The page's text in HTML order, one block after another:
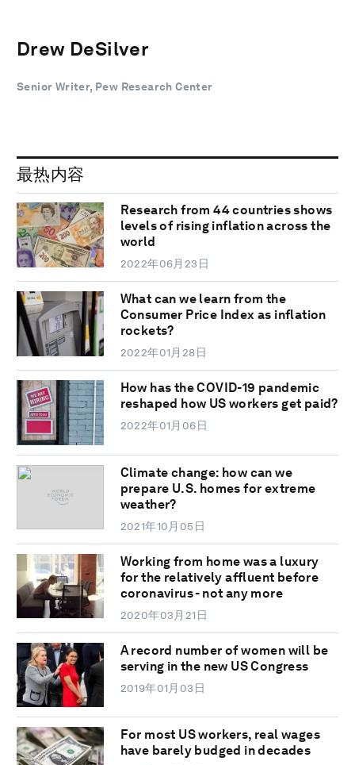
Drew DeSilver
Senior Writer, Pew Research Center
最热内容
Research from 44 countries shows
levels of rising inflation across the
world
2022年06月23日
What can we learn from the
Consumer Price Index as inflation
rockets?
2022年01月28日
How has the COVID-19 pandemic
reshaped how US workers get paid?
2022年01月06日
Climate change: how can we
prepare U.S. homes for extreme
weather?
2021年10月05日
Working from home was a luxury
for the relatively affluent before
coronavirus - not any more
2020年03月21日
A record number of women will be
serving in the new US Congress
2019年01月03日
For most US workers, real wages
have barely budged in decades